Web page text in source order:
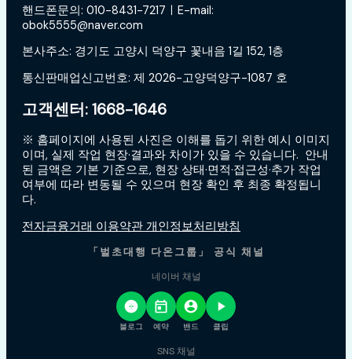
핸드폰문의: 010-8431-7217ㅣE-mail:
obok5555@naver.com
본사주소: 경기도 고양시 덕양구 꽃내음 1길 152, 1층
통신판매업신고번호: 제 2026-고양덕양구-1087 호
고객센터: 1668-1646
※ 홈페이지에 사용된 사진은 이해를 돕기 위한 예시 이미지
이며, 실제 작업 현장·결과와 차이가 있을 수 있습니다. 안내
된 금액은 기본 기준으로, 현장 상태·면적·접근성·추가 작업
여부에 따라 변동될 수 있으며 현장 확인 후 최종 확정됩니
다.
전자금융거래 이용약관 개인정보처리방침
「벌초대행 다온그룹」 공식 채널
네이버 채널
블로그 예약 밴드 클립
SNS 채널